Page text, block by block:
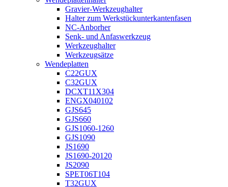
Gravier-Werkzeughalter
Halter zum Werkstückunterkantenfasen
NC-Anborher
Senk- und Anfaswerkzeug
Werkzeughalter
Werkzeugsätze
Wendeplatten
C22GUX
C32GUX
DCXT11X304
ENGX040102
GJS645
GJS660
GJS1060-1260
GJS1090
JS1690
JS1690-20120
JS2090
SPET06T104
T32GUX